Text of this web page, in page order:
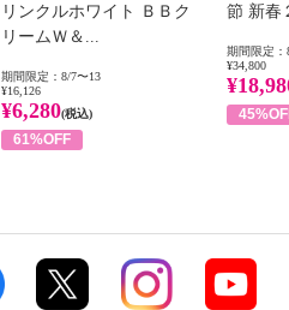
リンクルホワイト ＢＢク
リームＷ＆...
期間限定：8/7〜13
¥16,126
¥6,280(税込)
61%OFF
節 新春
期間限定：
¥34,800